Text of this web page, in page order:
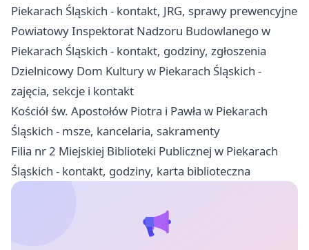
Piekarach Śląskich - kontakt, JRG, sprawy prewencyjne
Powiatowy Inspektorat Nadzoru Budowlanego w
Piekarach Śląskich - kontakt, godziny, zgłoszenia
Dzielnicowy Dom Kultury w Piekarach Śląskich -
zajęcia, sekcje i kontakt
Kościół św. Apostołów Piotra i Pawła w Piekarach
Śląskich - msze, kancelaria, sakramenty
Filia nr 2 Miejskiej Biblioteki Publicznej w Piekarach
Śląskich - kontakt, godziny, karta biblioteczna